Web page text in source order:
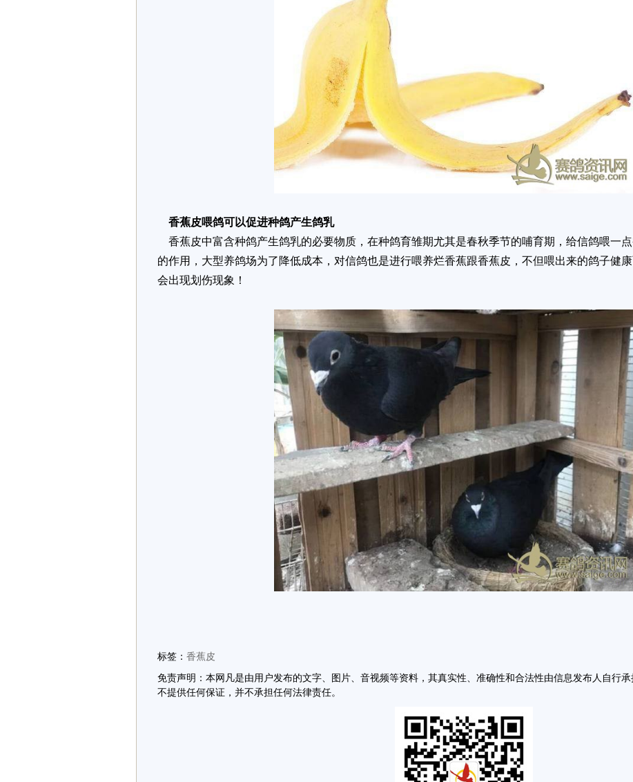
香蕉皮喂鸽可以促进种鸽产生鸽乳
香蕉皮中富含种鸽产生鸽乳的必要物质，在种鸽育雏期尤其是春秋季节的哺育期，给信鸽喂一
的作用，大型养鸽场为了降低成本，对信鸽也是进行喂养烂香蕉跟香蕉皮，不但喂出来的鸽子健
会出现划伤现象！
标签： 香蕉皮
免责声明：本网凡是由用户发布的文字、图片、音视频等资料，其真实性、准确性和合法性由信息发布人自行
不提供任何保证，并不承担任何法律责任。